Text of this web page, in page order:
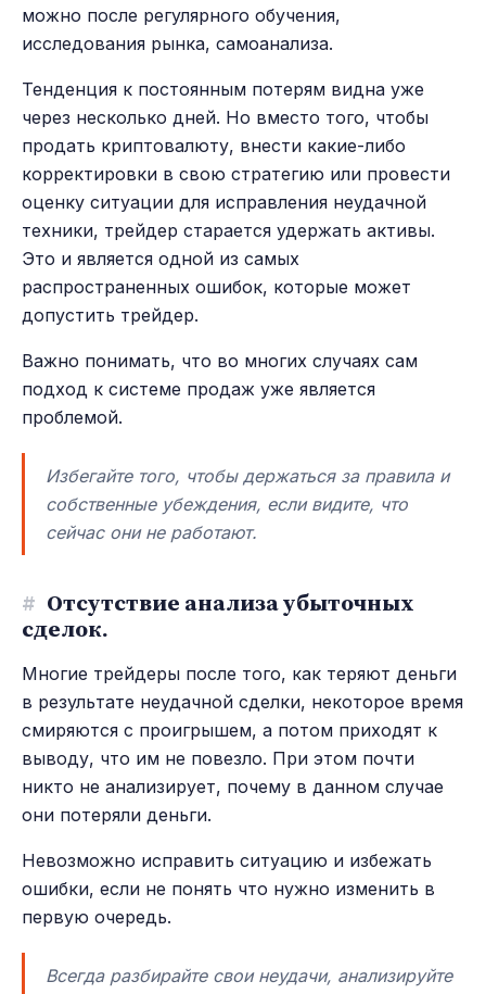
можно после регулярного обучения,
исследования рынка, самоанализа.
Тенденция к постоянным потерям видна уже
через несколько дней. Но вместо того, чтобы
продать криптовалюту, внести какие-либо
корректировки в свою стратегию или провести
оценку ситуации для исправления неудачной
техники, трейдер старается удержать активы.
Это и является одной из самых
распространенных ошибок, которые может
допустить трейдер.
Важно понимать, что во многих случаях сам
подход к системе продаж уже является
проблемой.
Избегайте того, чтобы держаться за правила и
собственные убеждения, если видите, что
сейчас они не работают.
# Отсутствие анализа убыточных
сделок.
Многие трейдеры после того, как теряют деньги
в результате неудачной сделки, некоторое время
смиряются с проигрышем, а потом приходят к
выводу, что им не повезло. При этом почти
никто не анализирует, почему в данном случае
они потеряли деньги.
Невозможно исправить ситуацию и избежать
ошибки, если не понять что нужно изменить в
первую очередь.
Всегда разбирайте свои неудачи, анализируйте